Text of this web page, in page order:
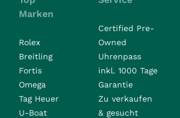
Marken
Rolex
Breitling
Fortis
Omega
Tag Heuer
U-Boat
Certified Pre-
Owned
Uhrenpass
inkl. 1000 Tage
Garantie
Zu verkaufen
& gesucht